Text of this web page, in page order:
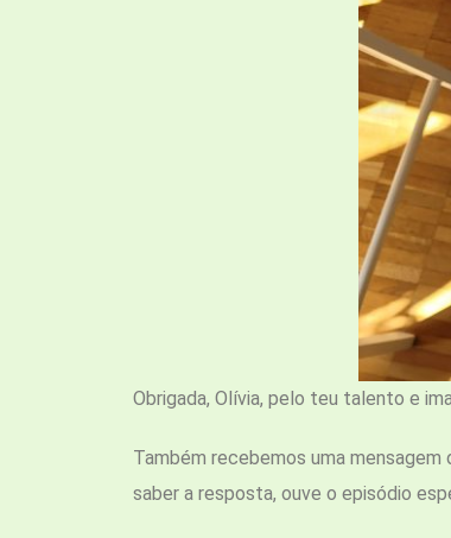
Obrigada, Olívia, pelo teu talento e
Também recebemos uma
saber a resposta, ouve o episódio